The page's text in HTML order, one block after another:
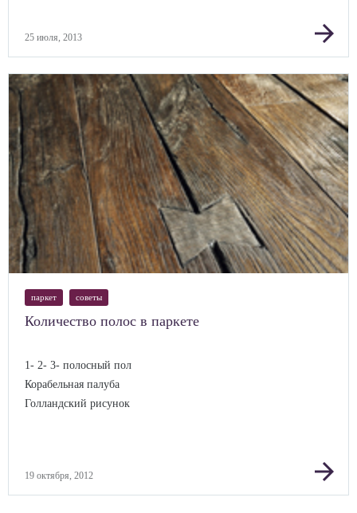
25 июля, 2013 arrow_forward
паркет советы
Количество полос в паркете
1- 2- 3- полосный пол
Корабельная палуба
Голландский рисунок
19 октября, 2012 arrow_forward